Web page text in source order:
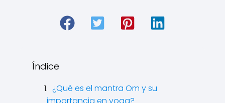
Índice
¿Qué es el mantra Om y su